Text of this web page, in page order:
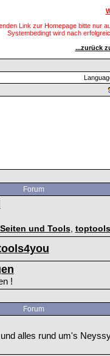
Link zur Homepage bitte nur
Systembedingt wird nach
...zurück
Forum
und Tools,
!
Forum
alles rund um's